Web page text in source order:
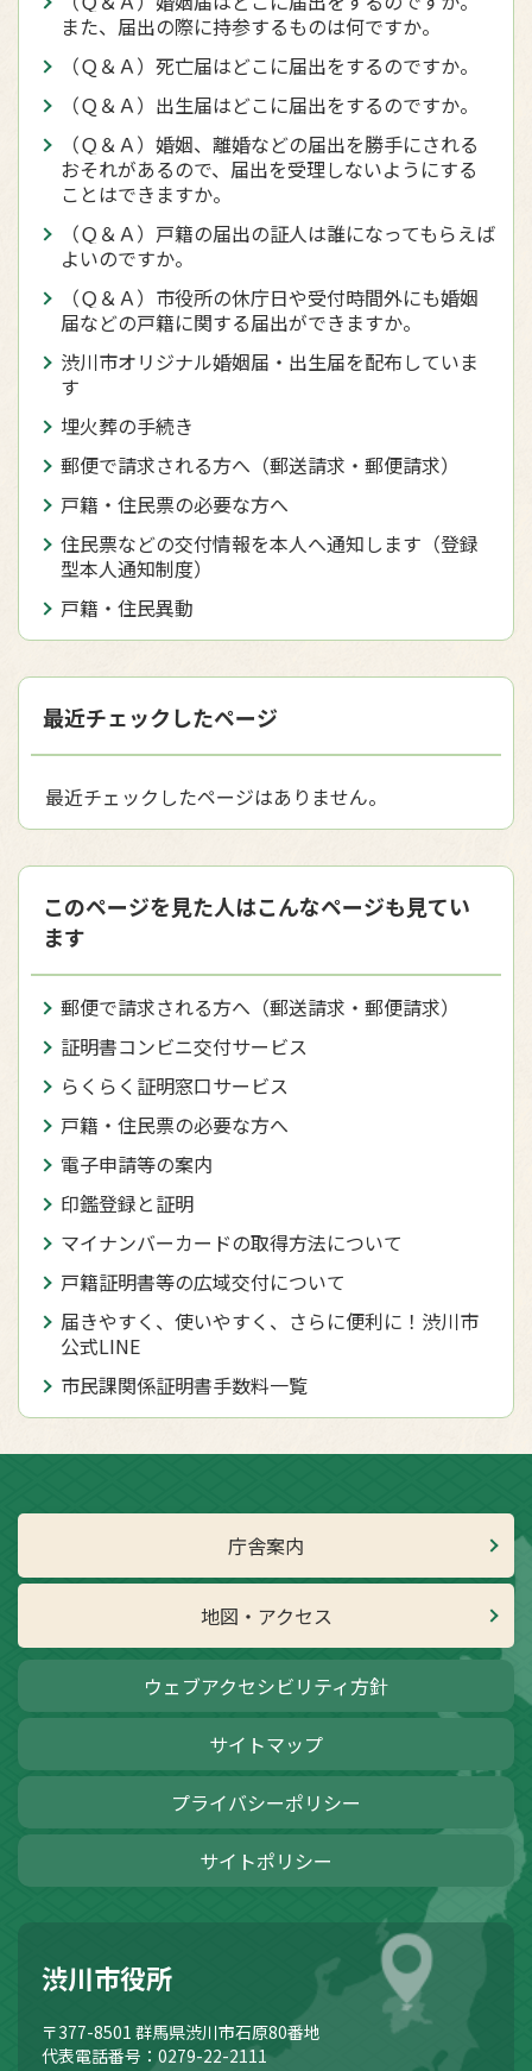
また、届出の際に持参するものは何ですか。
（Ｑ＆Ａ）死亡届はどこに届出をするのですか。
（Ｑ＆Ａ）出生届はどこに届出をするのですか。
（Ｑ＆Ａ）婚姻、離婚などの届出を勝手にされる
おそれがあるので、届出を受理しないようにする
ことはできますか。
（Ｑ＆Ａ）戸籍の届出の証人は誰になってもらえば
よいのですか。
（Ｑ＆Ａ）市役所の休庁日や受付時間外にも婚姻
届などの戸籍に関する届出ができますか。
渋川市オリジナル婚姻届・出生届を配布していま
す
埋火葬の手続き
郵便で請求される方へ（郵送請求・郵便請求）
戸籍・住民票の必要な方へ
住民票などの交付情報を本人へ通知します（登録
型本人通知制度）
戸籍・住民異動
最近チェックしたページ
最近チェックしたページはありません。
このページを見た人はこんなページも見てい
ます
郵便で請求される方へ（郵送請求・郵便請求）
証明書コンビニ交付サービス
らくらく証明窓口サービス
戸籍・住民票の必要な方へ
電子申請等の案内
印鑑登録と証明
マイナンバーカードの取得方法について
戸籍証明書等の広域交付について
届きやすく、使いやすく、さらに便利に！渋川市
公式LINE
市民課関係証明書手数料一覧
庁舎案内
地図・アクセス
ウェブアクセシビリティ方針
サイトマップ
プライバシーポリシー
サイトポリシー
渋川市役所
〒377-8501 群馬県渋川市石原80番地
代表電話番号：0279-22-2111